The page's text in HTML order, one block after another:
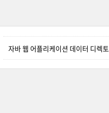
자바 웹 어플리케이션 데이터 디